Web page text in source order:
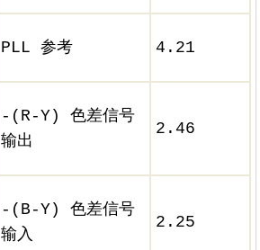
PLL 参考 4.21
-(R-Y) 色差信号
输出
2.46
-(B-Y) 色差信号
输入
2.25